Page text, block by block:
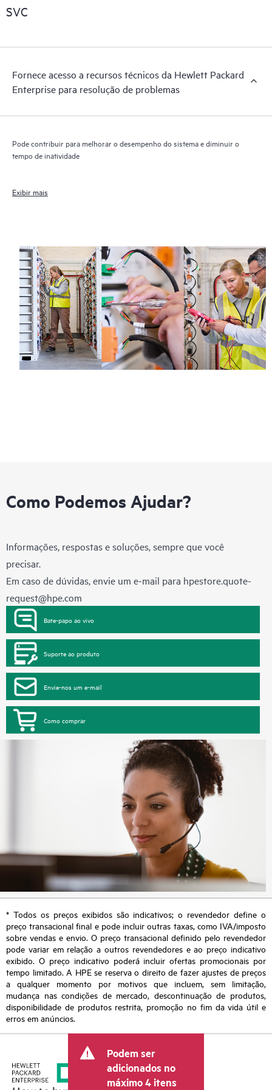
SVC
Fornece acesso a recursos técnicos da Hewlett Packard
Enterprise para resolução de problemas
Pode contribuir para melhorar o desempenho do sistema e diminuir o
tempo de inatividade
Exibir mais
Como Podemos Ajudar?
Informações, respostas e soluções, sempre que você
precisar.
Em caso de dúvidas, envie um e-mail para hpestore.quote-
request@hpe.com
Bate-papo ao vivo
Suporte ao produto
Envie-nos um e-mail
Como comprar
* Todos os preços exibidos são indicativos; o revendedor define o
preço transacional final e pode incluir outras taxas, como IVA/imposto
sobre vendas e envio. O preço transacional definido pelo revendedor
pode variar em relação a outros revendedores e ao preço indicativo
exibido. O preço indicativo poderá incluir ofertas promocionais por
tempo limitado. A HPE se reserva o direito de fazer ajustes de preços
a qualquer momento por motivos que incluem, sem limitação,
mudança nas condições de mercado, descontinuação de produtos,
disponibilidade de produtos restrita, promoção no fim da vida útil e
erros em anúncios.
Podem ser
adicionados no
máximo 4 itens